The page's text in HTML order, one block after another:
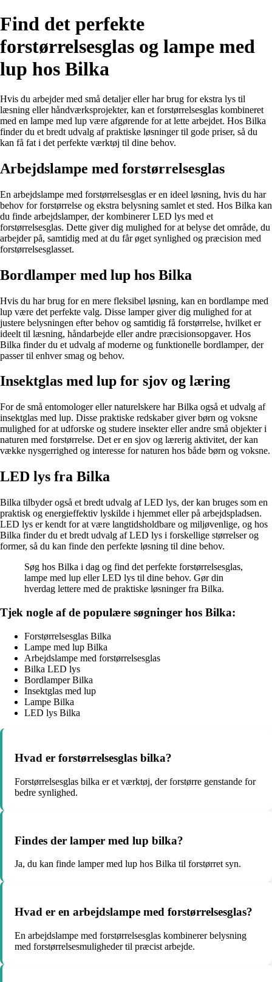
Find det perfekte
forstørrelsesglas og lampe med
lup hos Bilka
Hvis du arbejder med små detaljer eller har brug for ekstra lys til
læsning eller håndværksprojekter, kan et forstørrelsesglas kombineret
med en lampe med lup være afgørende for at lette arbejdet. Hos Bilka
finder du et bredt udvalg af praktiske løsninger til gode priser, så du
kan få fat i det perfekte værktøj til dine behov.
Arbejdslampe med forstørrelsesglas
En arbejdslampe med forstørrelsesglas er en ideel løsning, hvis du har
behov for forstørrelse og ekstra belysning samlet et sted. Hos Bilka kan
du finde arbejdslamper, der kombinerer LED lys med et
forstørrelsesglas. Dette giver dig mulighed for at belyse det område, du
arbejder på, samtidig med at du får øget synlighed og præcision med
forstørrelsesglasset.
Bordlamper med lup hos Bilka
Hvis du har brug for en mere fleksibel løsning, kan en bordlampe med
lup være det perfekte valg. Disse lamper giver dig mulighed for at
justere belysningen efter behov og samtidig få forstørrelse, hvilket er
ideelt til læsning, håndarbejde eller andre præcisionsopgaver. Hos
Bilka finder du et udvalg af moderne og funktionelle bordlamper, der
passer til enhver smag og behov.
Insektglas med lup for sjov og læring
For de små entomologer eller naturelskere har Bilka også et udvalg af
insektglas med lup. Disse praktiske redskaber giver børn og voksne
mulighed for at udforske og studere insekter eller andre små objekter i
naturen med forstørrelse. Det er en sjov og lærerig aktivitet, der kan
vække nysgerrighed og interesse for naturen hos både børn og voksne.
LED lys fra Bilka
Bilka tilbyder også et bredt udvalg af LED lys, der kan bruges som en
praktisk og energieffektiv lyskilde i hjemmet eller på arbejdspladsen.
LED lys er kendt for at være langtidsholdbare og miljøvenlige, og hos
Bilka finder du et bredt udvalg af LED lys i forskellige størrelser og
former, så du kan finde den perfekte løsning til dine behov.
Søg hos Bilka i dag og find det perfekte forstørrelsesglas,
lampe med lup eller LED lys til dine behov. Gør din
hverdag lettere med de praktiske løsninger fra Bilka.
Tjek nogle af de populære søgninger hos Bilka:
Forstørrelsesglas Bilka
Lampe med lup Bilka
Arbejdslampe med forstørrelsesglas
Bilka LED lys
Bordlamper Bilka
Insektglas med lup
Lampe Bilka
LED lys Bilka
Hvad er forstørrelsesglas bilka?
Forstørrelsesglas bilka er et værktøj, der forstørre genstande for
bedre synlighed.
Findes der lamper med lup bilka?
Ja, du kan finde lamper med lup hos Bilka til forstørret syn.
Hvad er en arbejdslampe med forstørrelsesglas?
En arbejdslampe med forstørrelsesglas kombinerer belysning
med forstørrelsesmuligheder til præcist arbejde.